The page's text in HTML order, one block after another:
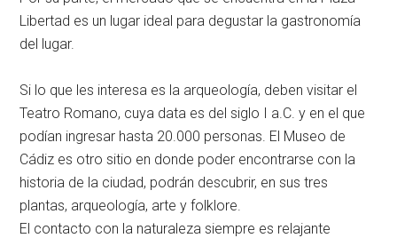
Libertad es un lugar ideal para degustar la gastronomía
del lugar.
Si lo que les interesa es la arqueología, deben visitar el
Teatro Romano, cuya data es del siglo I a.C. y en el que
podían ingresar hasta 20.000 personas. El Museo de
Cádiz es otro sitio en donde poder encontrarse con la
historia de la ciudad, podrán descubrir, en sus tres
plantas, arqueología, arte y folklore.
El contacto con la naturaleza siempre es relajante